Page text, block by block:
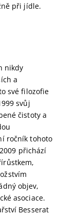
při jídle.
nikdy
a
své filozofie
svůj
čistoty a
ročník tohoto
přichází
objev,
asociace.
Besserat